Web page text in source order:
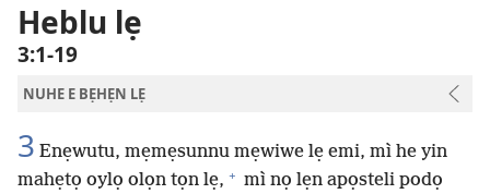
Heblu lẹ
3:1-19
NUHE E BẸHẸN LẸ
3 Enẹwutu, mẹmẹsunnu mẹwiwe lẹ emi, mì he yin
mahẹtọ oylọ olọn tọn lẹ, + mì nọ lẹn apọsteli podọ